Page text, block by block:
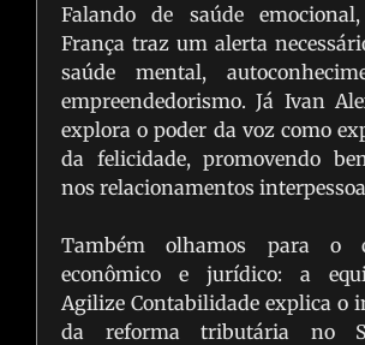
Falando de saúde
França traz um alerta
saúde mental,
empreendedorismo. Já Ivan
explora o poder da voz como
da felicidade, promovendo
nos relacionamentos
Também olhamos para o
econômico e jurídico: a
Agilize Contabilidade explica o
da reforma tributária no